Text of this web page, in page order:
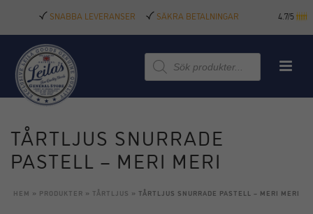
SNABBA LEVERANSER SÄKRA BETALNINGAR 4.7/5
Produktsökning
TÅRTLJUS SNURRADE
PASTELL – MERI MERI
HEM » PRODUKTER » TÅRTLJUS » TÅRTLJUS SNURRADE PASTELL – MERI MERI